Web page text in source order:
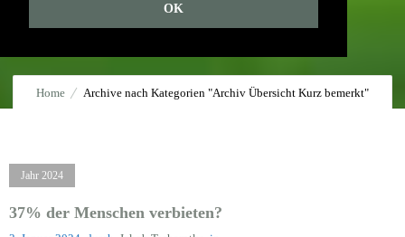
OK
Home Archive nach Kategorien "Archiv Übersicht Kurz bemerkt"
Jahr 2024
37% der Menschen verbieten?